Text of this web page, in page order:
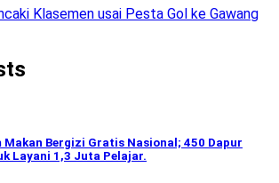
Klasemen usai Pesta Gol ke Gawang
Makan Bergizi Gratis Nasional; 450 Dapur
Layani 1,3 Juta Pelajar.